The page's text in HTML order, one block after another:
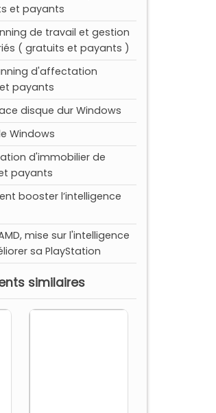
et payants
de travail et gestion
( gratuits et payants )
d'affectation
payants
disque dur Windows
Windows
d'immobilier de
payants
booster l’intelligence
mise sur l'intelligence
sa PlayStation
similaires